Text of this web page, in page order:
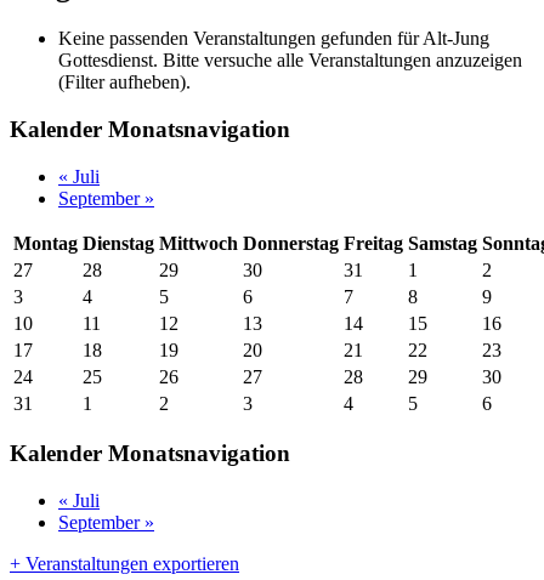
Keine passenden Veranstaltungen gefunden für Alt-Jung
Gottesdienst. Bitte versuche alle Veranstaltungen anzuzeigen
(Filter aufheben).
Kalender Monatsnavigation
« Juli
September »
Montag Dienstag Mittwoch Donnerstag Freitag Samstag
27
28 29 30 31 1
2
3
4 5 6 7 8
9
10
11 12 13 14 15
16
17
18 19 20 21 22
23
24
25 26 27 28 29
30
31
1 2 3 4 5 6
Kalender Monatsnavigation
« Juli
September »
+ Veranstaltungen exportieren